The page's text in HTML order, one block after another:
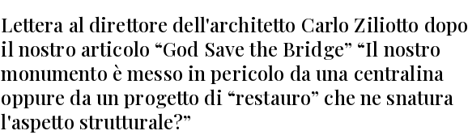
Lettera al direttore dell'architetto Carlo Ziliotto dopo
il nostro articolo “God Save the Bridge” “Il nostro
monumento è messo in pericolo da una centralina
oppure da un progetto di “restauro” che ne snatura
l'aspetto strutturale?”